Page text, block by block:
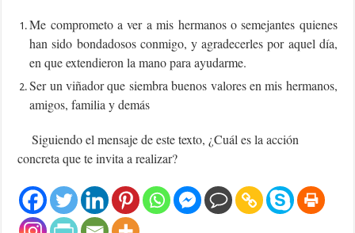
Me comprometo a ver a mis hermanos o semejantes quienes
han sido bondadosos conmigo, y agradecerles por aquel día,
en que extendieron la mano para ayudarme.
Ser un viñador que siembra buenos valores en mis hermanos,
amigos, familia y demás
Siguiendo el mensaje de este texto, ¿Cuál es la acción
concreta que te invita a realizar?